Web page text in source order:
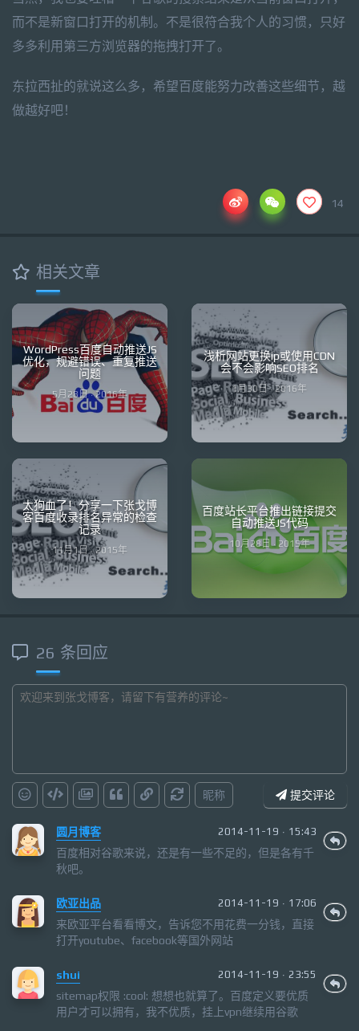
而不是新窗口打开的机制。不是很符合我个人的习惯，只好
多多利用第三方浏览器的拖拽打开了。
东拉西扯的就说这么多，希望百度能努力改善这些细节，越
做越好吧！
14
相关文章
WordPress百度自动推送JS
优化，规避错误、重复推送
问题
5月28日 · 2016年
浅析网站更换ip或使用CDN
会不会影响SEO排名
1月30日 · 2016年
太狗血了！分享一下张戈博
客百度收录排名异常的检查
记录
11月1日 · 2015年
百度站长平台推出链接提交
自动推送JS代码
10月28日 · 2015年
26 条回应
昵称 提交评论
圆月博客 2014-11-19 · 15:43
百度相对谷歌来说，还是有一些不足的，但是各有千
秋吧。
欧亚出品 2014-11-19 · 17:06
来欧亚平台看看博文，告诉您不用花费一分钱，直接
打开youtube、facebook等国外网站
shui 2014-11-19 · 23:55
sitemap权限 :cool: 想想也就算了。百度定义要优质
用户才可以拥有，我不优质，挂上vpn继续用谷歌